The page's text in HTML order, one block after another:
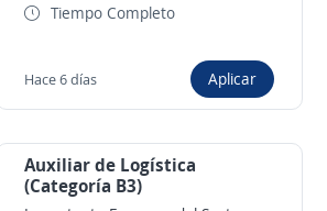
Tiempo Completo
Hace 6 días Aplicar
Auxiliar de Logística
(Categoría B3)